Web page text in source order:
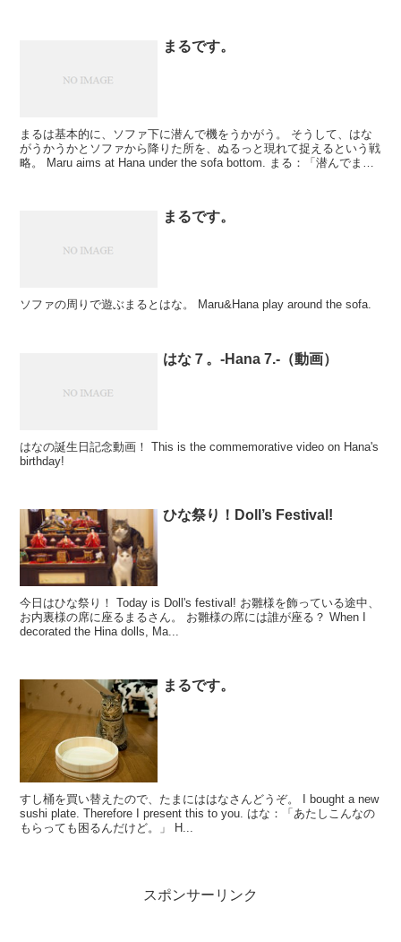
まるです。
まるは基本的に、ソファ下に潜んで機をうかがう。 そうして、はな
がうかうかとソファから降りた所を、ぬるっと現れて捉えるという戦
略。 Maru aims at Hana under the sofa bottom. まる：「潜んでます
まるです。
ソファの周りで遊ぶまるとはな。 Maru&Hana play around the sofa.
はな７。-Hana 7.-（動画）
はなの誕生日記念動画！ This is the commemorative video on Hana's
birthday!
ひな祭り！Doll’s Festival!
今日はひな祭り！ Today is Doll's festival! お雛様を飾っている途中、
お内裏様の席に座るまるさん。 お雛様の席には誰が座る？ When I
decorated the Hina dolls, Ma...
まるです。
すし桶を買い替えたので、たまにははなさんどうぞ。 I bought a new
sushi plate. Therefore I present this to you. はな：「あたしこんなの
もらっても困るんだけど。」 H...
スポンサーリンク